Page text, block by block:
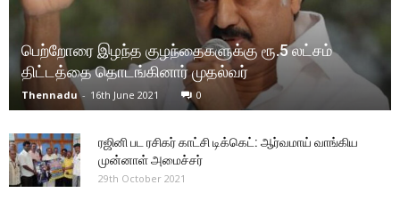
பெற்றோரை இழந்த குழந்தைகளுக்கு ரூ.5 லட்சம்
திட்டத்தை தொடங்கினார் முதல்வர்
Thennadu - 16th June 2021 0
ரஜினி பட ரசிகர் காட்சி டிக்கெட்: ஆர்வமாய் வாங்கிய
முன்னாள் அமைச்சர்
29th October 2021